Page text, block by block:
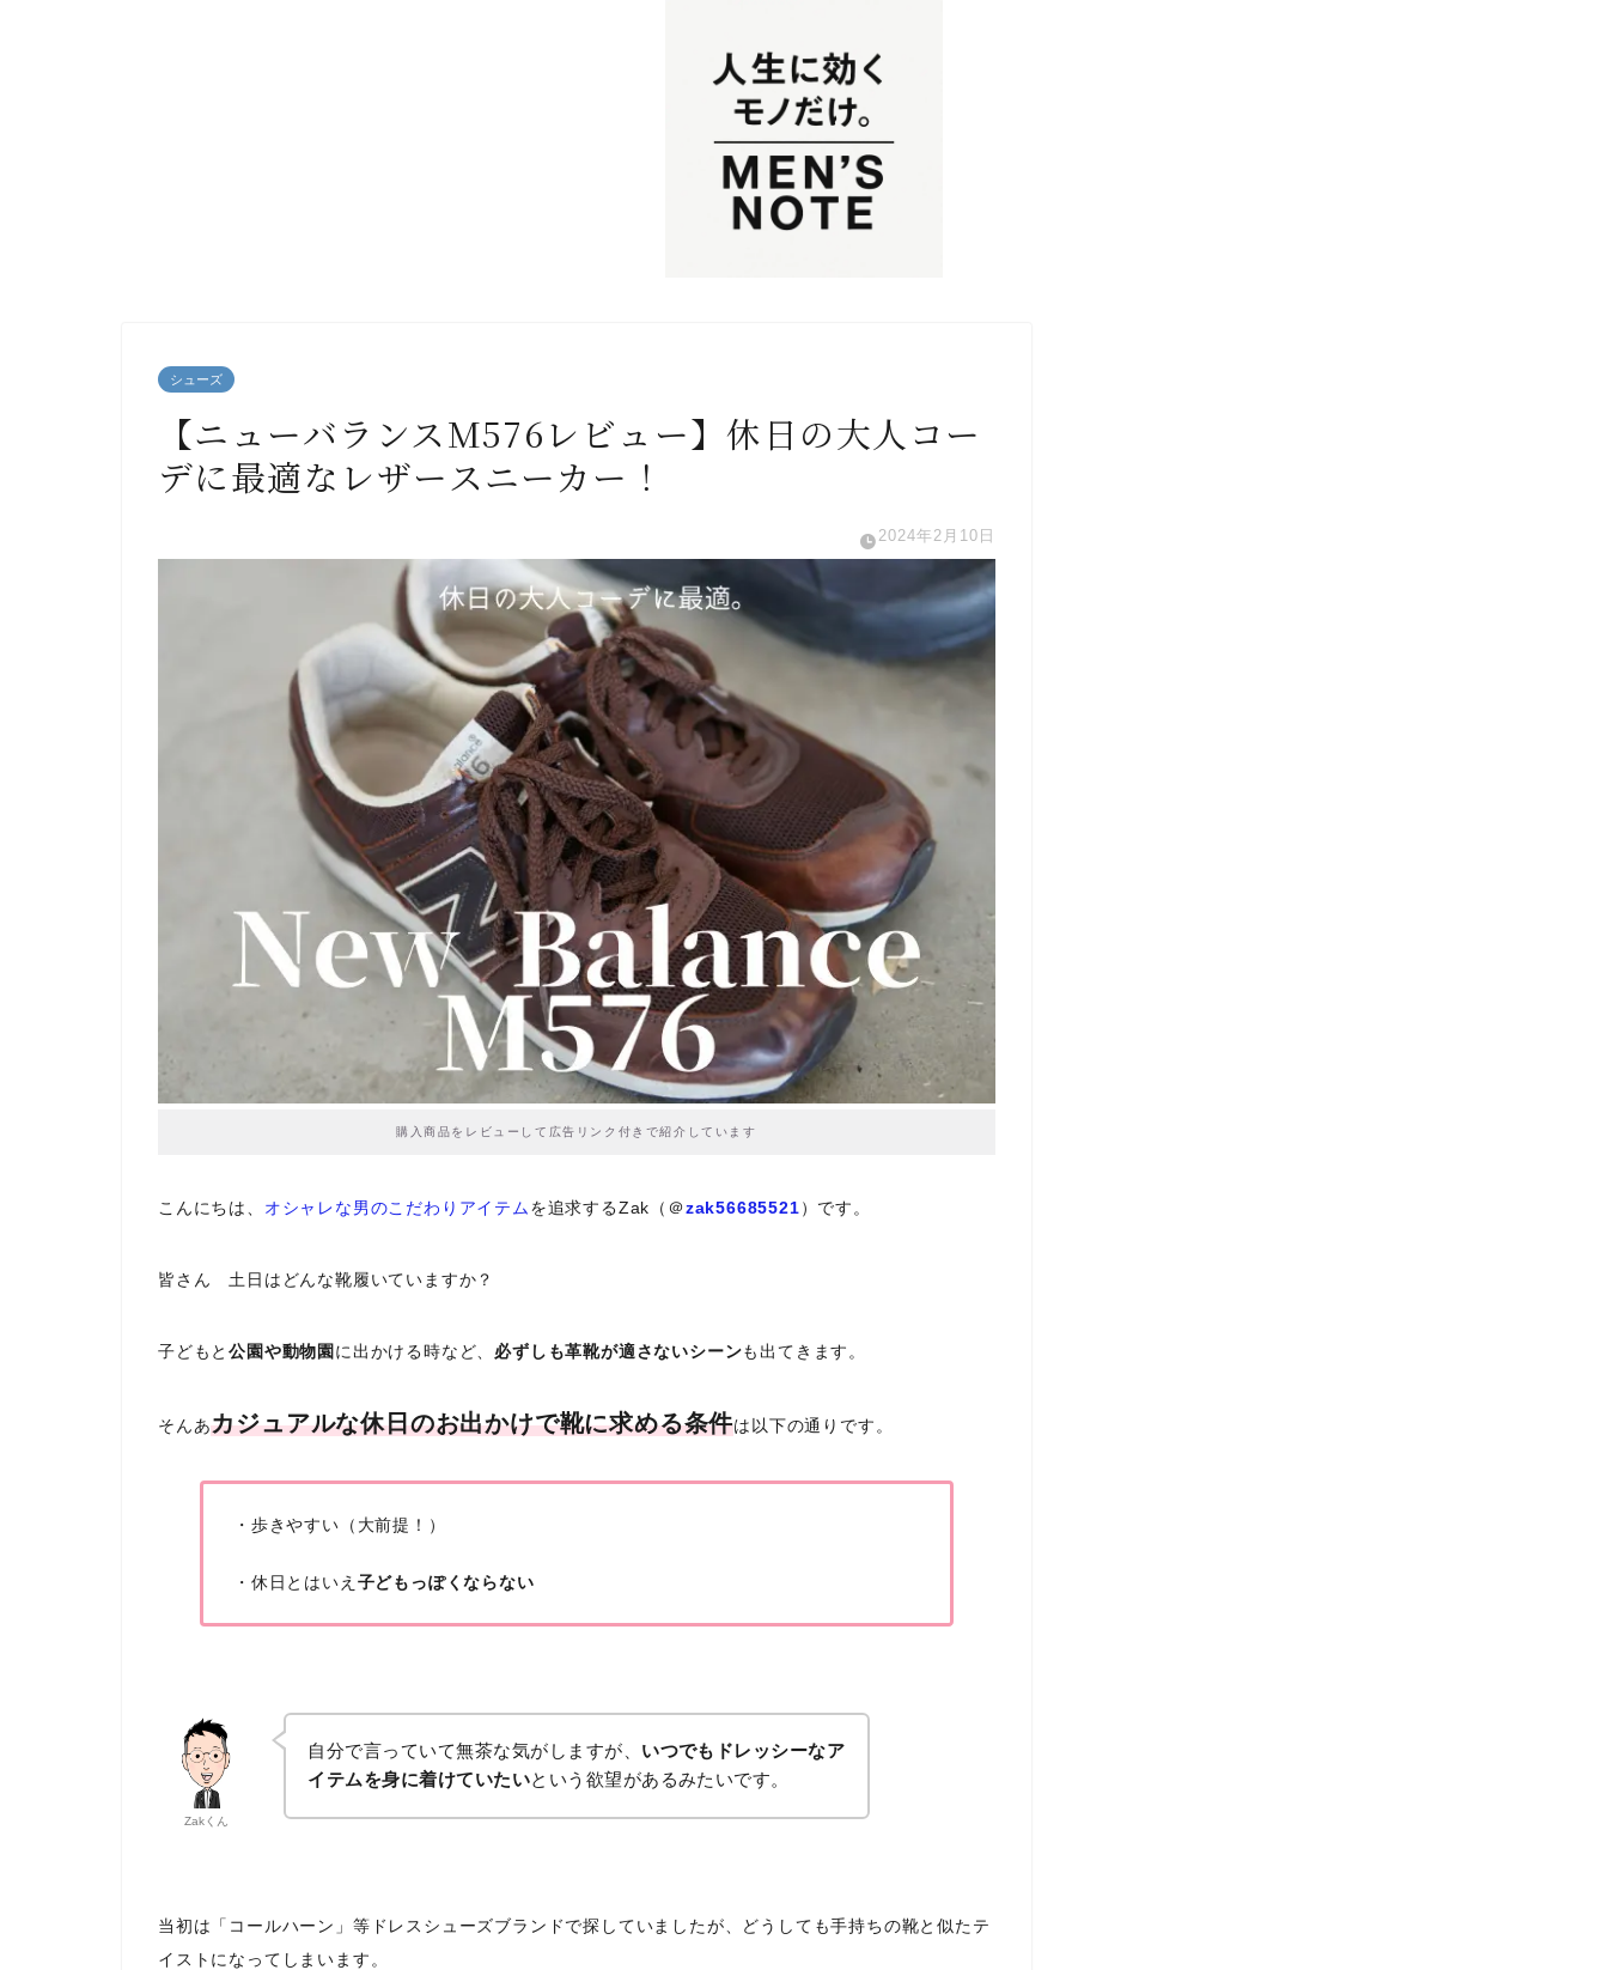
シューズ
【ニューバランスM576レビュー】休日の大人コー
デに最適なレザースニーカー！
2024年2月10日
購入商品をレビューして広告リンク付きで紹介しています
こんにちは、 オシャレな男のこだわりアイテムを追求するZak（＠zak56685521）です。
皆さん 土日はどんな靴履いていますか？
子どもと公園や動物園 に出かける時など、 必ずしも革靴が適さないシーンも出てきます。
そんあカジュアルな休日のお出かけで靴に求める条件は以下の通りです。
・歩きやすい（大前提！）
・休日とはいえ 子どもっぽくならない
Zakくん
自分で言っていて無茶な気がしますが、 いつでもドレッシーなア
イテムを身に着けていたいという欲望があるみたいです。
当初は「コールハーン」等ドレスシューズブランドで探していましたが、 どうしても手持ちの靴と似たテ
イストになってしまいます。